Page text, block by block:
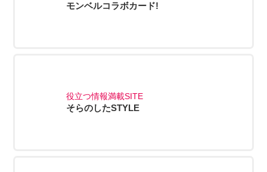
モンベルコラボカード!
役立つ情報満載SITE
そらのしたSTYLE